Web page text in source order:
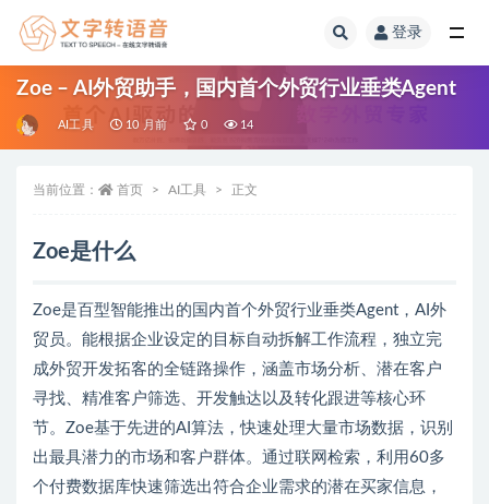
登录
Zoe – AI外贸助手，国内首个外贸行业垂类Agent
AI工具 10 月前 0 14
当前位置： 首页 AI工具 正文
Zoe是什么
Zoe是百型智能推出的国内首个外贸行业垂类Agent，AI外
贸员。能根据企业设定的目标自动拆解工作流程，独立完
成外贸开发拓客的全链路操作，涵盖市场分析、潜在客户
寻找、精准客户筛选、开发触达以及转化跟进等核心环
节。Zoe基于先进的AI算法，快速处理大量市场数据，识别
出最具潜力的市场和客户群体。通过联网检索，利用60多
个付费数据库快速筛选出符合企业需求的潜在买家信息，